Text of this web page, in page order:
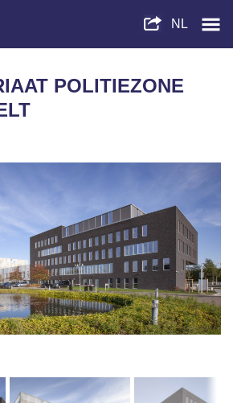
POLITIEZONE